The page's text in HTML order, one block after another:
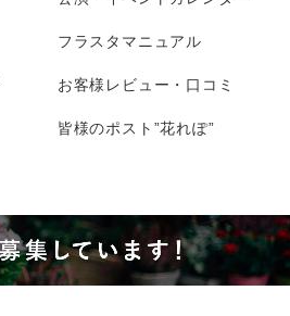
フラスタマニュアル
お客様レビュー・口コミ
皆様のポスト”花れぽ”